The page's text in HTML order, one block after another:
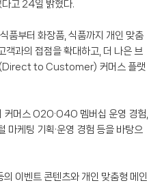
다고 24일 밝혔다.
품부터 화장품, 식품까지 개인 맞춤
객과의 접점을 확대하고, 더 나은 브
to Customer) 커머스 플랫
머스 O2O·O4O 멤버십 운영 경험,
마케팅 기획·운영 경험 등을 바탕으
이벤트 콘텐츠와 개인 맞춤형 메인